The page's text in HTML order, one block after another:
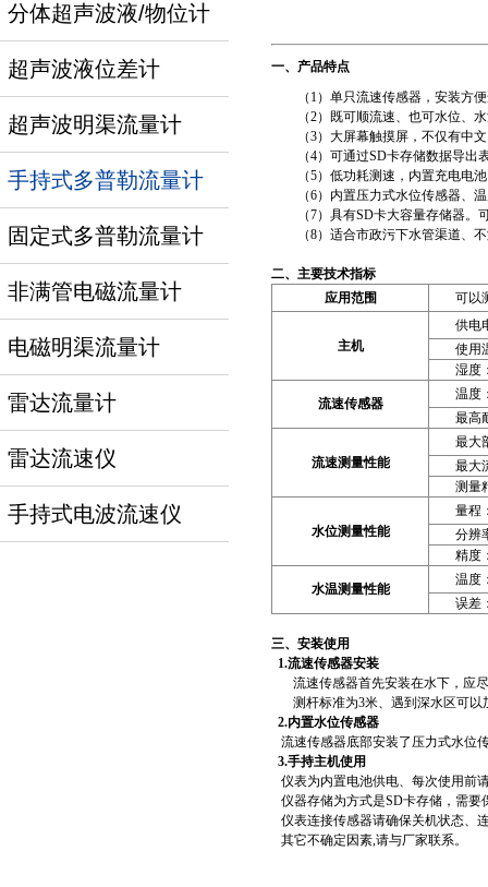
分体超声波液/物位计
超声波液位差计
超声波明渠流量计
手持式多普勒流量计
固定式多普勒流量计
非满管电磁流量计
电磁明渠流量计
雷达流量计
雷达流速仪
手持式电波流速仪
一、产品特点
（1）单只流速传感器，安装方
（2）既可顺流速、也可水位、
（3）大屏幕触摸屏，不仅有中
（4）可通过SD卡存储数据导
（5）低功耗测速，内置充电电
（6）内置压力式水位传感器、
（7）具有SD卡大容量存储器
（8）适合市政污下水管渠道、
二、主要技术指标
应用范围
可以
主机
供电
使用
湿度
流速传感器
温度
最高
流速测量性能
最大
最大
测量
水位测量性能
量程
分辨
精度
水温测量性能
温度
误差
三、安装使用
1.流速传感器安装
流速传感器首先安装在水下，应
测杆标准为3米、遇到深水区可
2.内置水位传感器
流速传感器底部安装了压力式水位
3.手持主机使用
仪表为内置电池供电、每次使用前
仪器存储为方式是SD卡存储，需要
仪表连接传感器请确保关机状态、
其它不确定因素,请与厂家联系。